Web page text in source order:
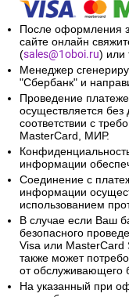
3.
менеджеру
После оформления
сайте онлайн
(sales@1oboi.ru) или
Менеджер
"Сбербанк" и
Проведение
осуществляется без
соответствии с
MasterCard, МИР.
информации
Соединение с
информации
использованием